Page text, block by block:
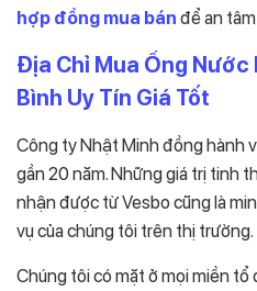
hợp đồng mua bán để an
Địa Chỉ Mua Ống Nước
Bình Uy Tín Giá Tốt
Công ty Nhật Minh đồng hành
gần 20 năm. Những giá trị tinh
nhận được từ Vesbo cũng là
vụ của chúng tôi trên thị trường.
Chúng tôi có mặt ở mọi miền tổ